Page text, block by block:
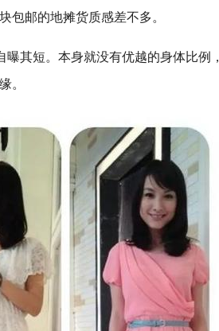
包邮的地摊货质感差不多。
其短。本身就没有优越的身体比例，
。